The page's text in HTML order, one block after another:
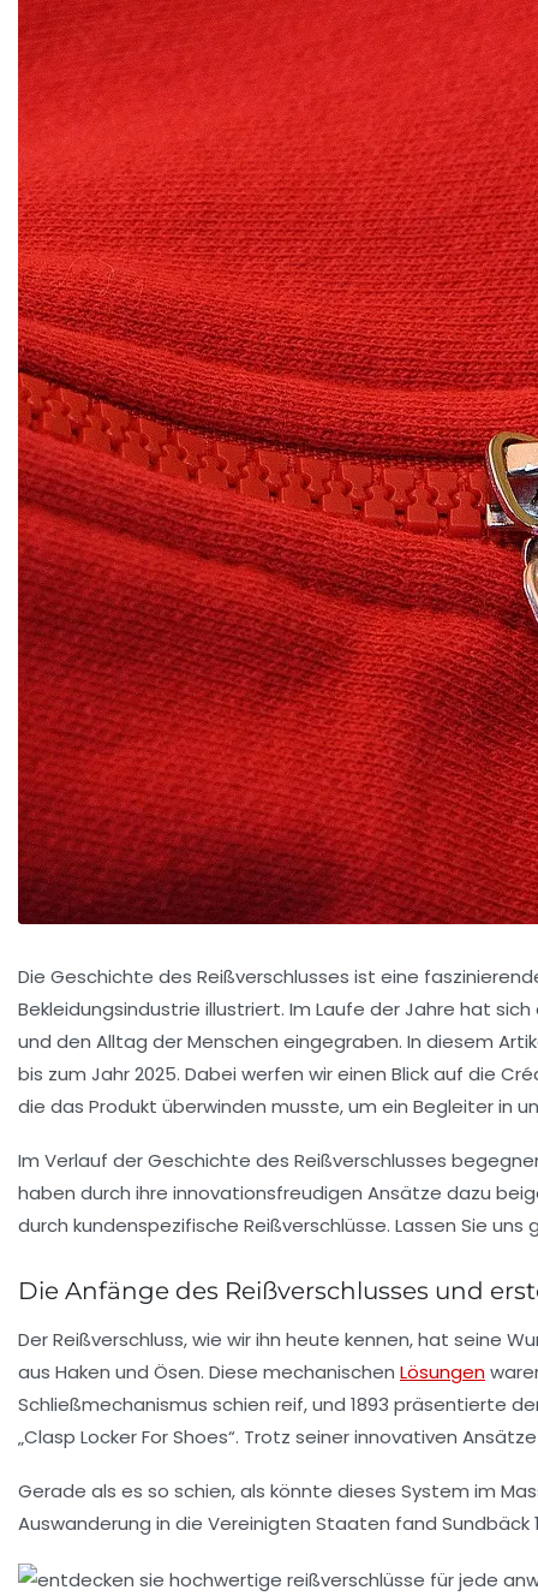
Die Geschichte des Reißverschlusses ist eine
Bekleidungsindustrie illustriert. Im Laufe der Jahre hat
und den Alltag der Menschen eingegraben. In diesem
bis zum Jahr 2025. Dabei werfen wir einen Blick auf die
die das Produkt überwinden musste, um ein Begleiter in
Im Verlauf der Geschichte des Reißverschlusses
haben durch ihre innovationsfreudigen Ansätze dazu
durch kundenspezifische Reißverschlüsse. Lassen Sie
Die Anfänge des Reißverschlusses und
Der Reißverschluss, wie wir ihn heute kennen, hat seine
aus Haken und Ösen. Diese mechanischen Lösungen
Schließmechanismus schien reif, und 1893 präsentierte
„Clasp Locker For Shoes“. Trotz seiner innovativen
Gerade als es so schien, als könnte dieses System im
Auswanderung in die Vereinigten Staaten fand Sundbäck